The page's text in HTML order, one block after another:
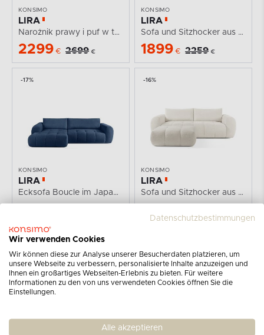
KONSIMO
LIRA
Narożnik prawy i puf w tkaninie boucle szary
2299 € 2699 €
KONSIMO
LIRA
Sofa und Sitzhocker aus Bouclé-Stoff in Hellbeige
1899 € 2259 €
-17%
KONSIMO
LIRA
Ecksofa Boucle im Japandi-Stil marineblau links
-16%
KONSIMO
LIRA
Sofa und Sitzhocker aus Bouclé-Stoff in Weiß
-17%
KONSIMO
Datenschutzbestimmungen
Wir verwenden Cookies
Wir können diese zur Analyse unserer Besucherdaten platzieren, um
unsere Webseite zu verbessern, personalisierte Inhalte anzuzeigen und
Ihnen ein großartiges Webseiten-Erlebnis zu bieten. Für weitere
Informationen zu den von uns verwendeten Cookies öffnen Sie die
Einstellungen.
Alle akzeptieren